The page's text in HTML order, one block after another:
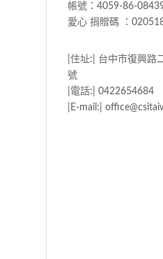
帳號：4059-86-
愛心 捐贈碼 ：
|住址:| 台中市復興路
號
|電話:| 0422654684
|E-mail:|